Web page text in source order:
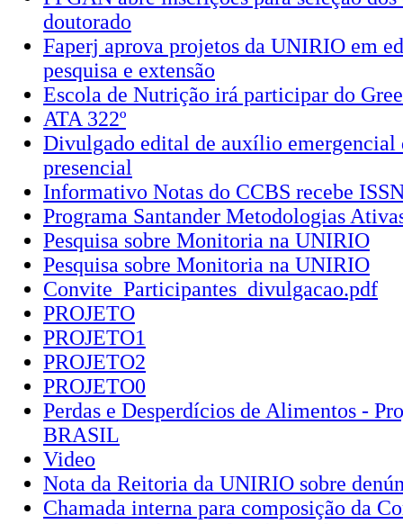
doutorado
Faperj aprova projetos da UNIRIO em
pesquisa e extensão
Escola de Nutrição irá participar do
ATA 322º
Divulgado edital de auxílio emergencial
presencial
Informativo Notas do CCBS recebe
Programa Santander Metodologias
Pesquisa sobre Monitoria na UNIRIO
Pesquisa sobre Monitoria na UNIRIO
Convite_Participantes_divulgacao.pdf
PROJETO
PROJETO1
PROJETO2
PROJETO0
Perdas e Desperdícios de Alimentos -
BRASIL
Video
Nota da Reitoria da UNIRIO sobre
Chamada interna para composição da